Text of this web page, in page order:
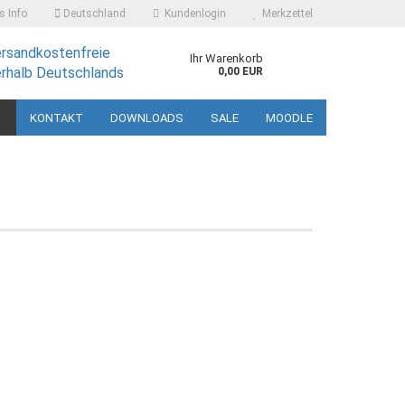
Info Deutschland Kundenlogin Merkzettel
Deutschlands
Ihr Warenkorb
0,00 EUR
KONTAKT DOWNLOADS SALE MOODLE